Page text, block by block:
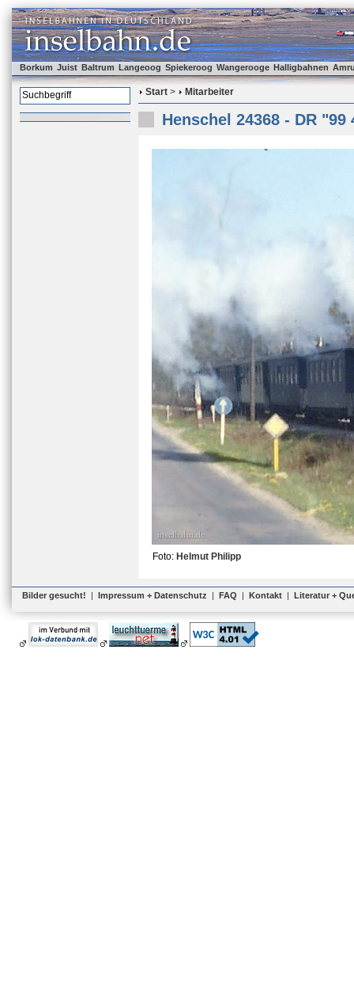
Borkum Juist Baltrum Langeoog Spiekeroog Wangerooge Halligbahnen
Start > Mitarbeiter
Henschel 24368 - DR "99
Foto: Helmut Philipp
Bilder gesucht! | Impressum + Datenschutz | FAQ | Kontakt | Literatur +